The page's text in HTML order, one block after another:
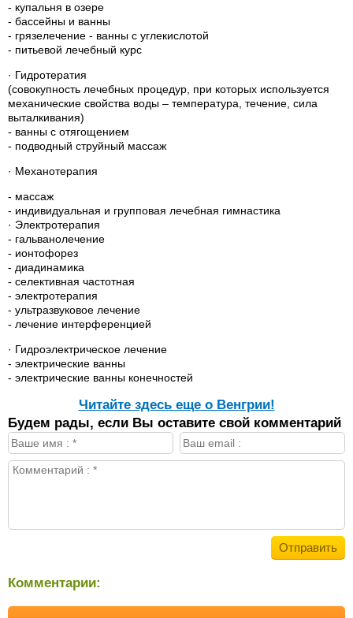
- купальня в озере
- бассейны и ванны
- грязелечение - ванны с углекислотой
- питьевой лечебный курс
· Гидротератия
(совокупность лечебных процедур, при которых используется
механические свойства воды – температура, течение, сила
выталкивания)
- ванны с отягощением
- подводный струйный массаж
· Механотерапия
- массаж
- индивидуальная и групповая лечебная гимнастика
· Электротерапия
- гальванолечение
- ионтофорез
- диадинамика
- селективная частотная
- электротерапия
- ультразвуковое лечение
- лечение интерференцией
· Гидроэлектрическое лечение
- электрические ванны
- электрические ванны конечностей
Читайте здесь еще о Венгрии!
Будем рады, если Вы оставите свой комментарий
Комментарии: